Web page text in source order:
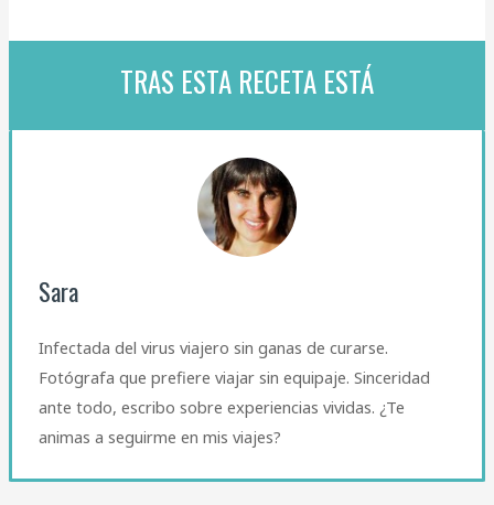
TRAS ESTA RECETA ESTÁ
Sara
Infectada del virus viajero sin ganas de curarse.
Fotógrafa que prefiere viajar sin equipaje. Sinceridad
ante todo, escribo sobre experiencias vividas. ¿Te
animas a seguirme en mis viajes?